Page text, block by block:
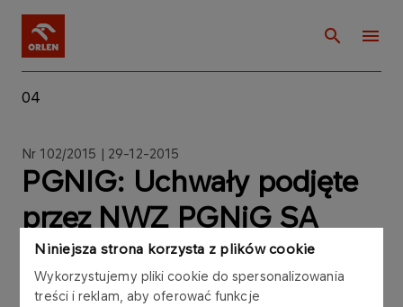
Niniejsza strona korzysta z plików cookie
Wykorzystujemy pliki cookie do spersonalizowania
treści i reklam, aby oferować funkcje
04
Nr 102/2015 | 29-12-2015
PGNIG: Uchwały podjęte
przez NWZ PGNiG SA
zwołane na dzień 29
grudnia 2015 roku